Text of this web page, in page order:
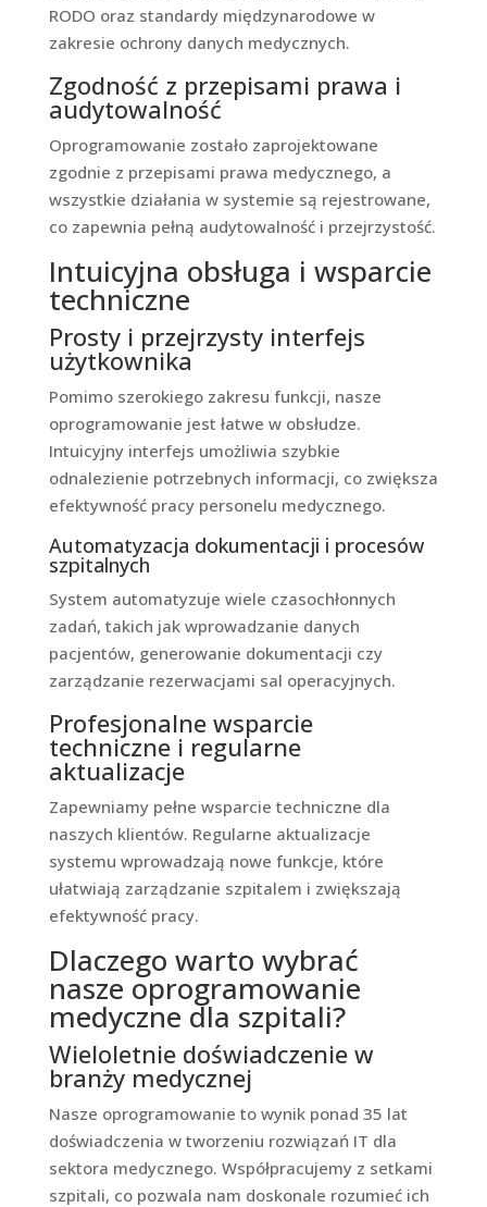
RODO oraz standardy międzynarodowe w
zakresie ochrony danych medycznych.
Zgodność z przepisami prawa i
audytowalność
Oprogramowanie zostało zaprojektowane
zgodnie z przepisami prawa medycznego, a
wszystkie działania w systemie są rejestrowane,
co zapewnia pełną audytowalność i przejrzystość.
Intuicyjna obsługa i wsparcie
techniczne
Prosty i przejrzysty interfejs
użytkownika
Pomimo szerokiego zakresu funkcji, nasze
oprogramowanie jest łatwe w obsłudze.
Intuicyjny interfejs umożliwia szybkie
odnalezienie potrzebnych informacji, co zwiększa
efektywność pracy personelu medycznego.
Automatyzacja dokumentacji i procesów
szpitalnych
System automatyzuje wiele czasochłonnych
zadań, takich jak wprowadzanie danych
pacjentów, generowanie dokumentacji czy
zarządzanie rezerwacjami sal operacyjnych.
Profesjonalne wsparcie
techniczne i regularne
aktualizacje
Zapewniamy pełne wsparcie techniczne dla
naszych klientów. Regularne aktualizacje
systemu wprowadzają nowe funkcje, które
ułatwiają zarządzanie szpitalem i zwiększają
efektywność pracy.
Dlaczego warto wybrać
nasze oprogramowanie
medyczne dla szpitali?
Wieloletnie doświadczenie w
branży medycznej
Nasze oprogramowanie to wynik ponad 35 lat
doświadczenia w tworzeniu rozwiązań IT dla
sektora medycznego. Współpracujemy z setkami
szpitali, co pozwala nam doskonale rozumieć ich